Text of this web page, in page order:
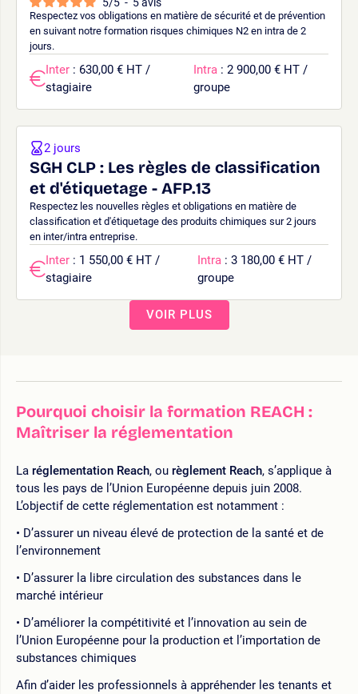
Respectez vos obligations en matière de sécurité et de prévention
en suivant notre formation risques chimiques N2 en intra de 2
jours.
Inter : 630,00 € HT /
stagiaire
Intra : 2 900,00 € HT /
groupe
SGH CLP : Les règles de classification
et d'étiquetage - AFP.13
Respectez les nouvelles règles et obligations en matière de
classification et d'étiquetage des produits chimiques sur 2 jours
en inter/intra entreprise.
2 jours
Inter : 1 550,00 € HT /
stagiaire
Intra : 3 180,00 € HT /
groupe
VOIR PLUS
Pourquoi choisir la formation REACH :
Maîtriser la réglementation
La réglementation Reach, ou règlement Reach, s’applique à
tous les pays de l’Union Européenne depuis juin 2008.
L’objectif de cette réglementation est notamment :
D’assurer un niveau élevé de protection de la santé et de
l’environnement
D’assurer la libre circulation des substances dans le
marché intérieur
D’améliorer la compétitivité et l’innovation au sein de
l’Union Européenne pour la production et l’importation de
substances chimiques
Afin d’aider les professionnels à appréhender les tenants et